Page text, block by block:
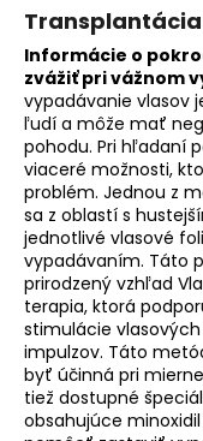
Informácie o
zvážiť pri vážnom
vypadávanie vlasov
ľudí a môže mať
pohodu. Pri hľadaní
viaceré možnosti,
problém. Jednou z
sa z oblastí s
jednotlivé vlasové
vypadávaním. Táto
prirodzený vzhľad
terapia, ktorá
stimulácie
impulzov. Táto
byť účinná pri
tiež dostupné
obsahujúce